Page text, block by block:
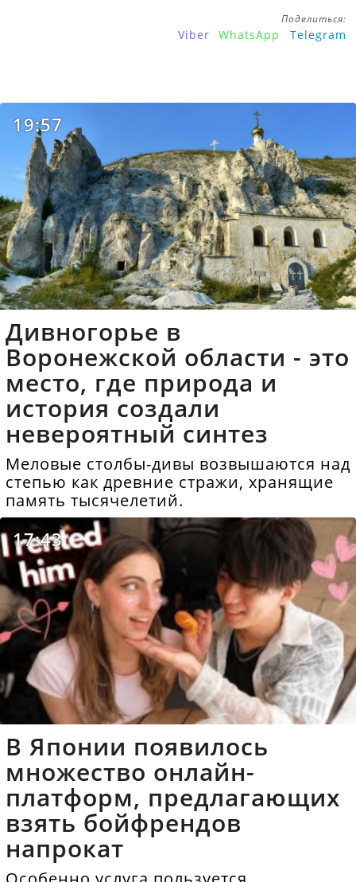
Поделиться:
Viber WhatsApp Telegram
19:57
Дивногорье в
Воронежской области - это
место, где природа и
история создали
невероятный синтез
Меловые столбы-дивы возвышаются над
степью как древние стражи, хранящие
память тысячелетий.
17:43
В Японии появилось
множество онлайн-
платформ, предлагающих
взять бойфрендов
напрокат